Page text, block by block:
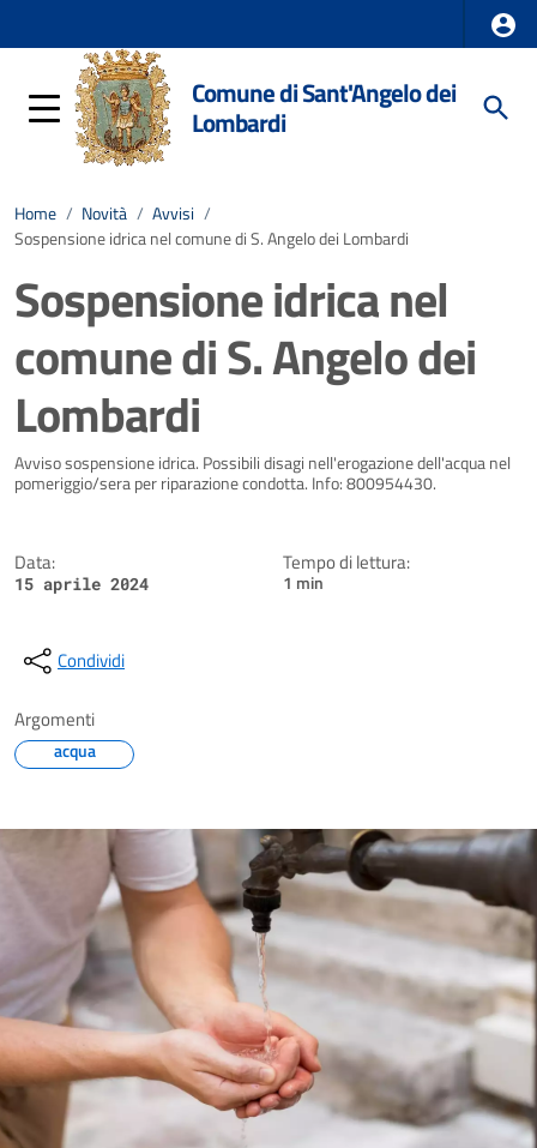
Comune di Sant'Angelo dei
Lombardi
Home / Novità / Avvisi /
Sospensione idrica nel comune di S. Angelo dei Lombardi
Sospensione idrica nel
comune di S. Angelo dei
Lombardi
Dettagli della notizia
Avviso sospensione idrica. Possibili disagi nell'erogazione dell'acqua nel
pomeriggio/sera per riparazione condotta. Info: 800954430.
Data:
15 aprile 2024
Tempo di lettura:
1 min
Condividi
Argomenti
acqua